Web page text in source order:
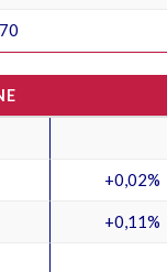
+0,02%
+0,11%